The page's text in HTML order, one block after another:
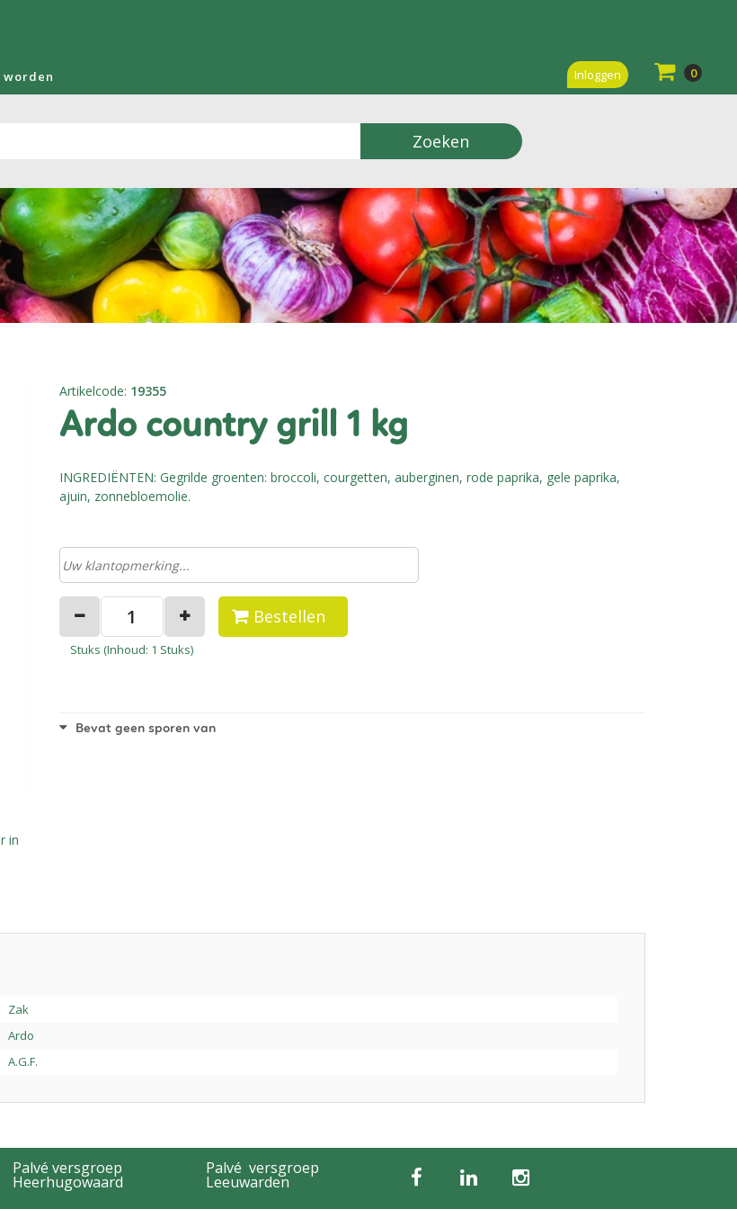
worden Inloggen 0
in
Artikelcode: 19355
ardo country grill 1 kg
INGREDIËNTEN: Gegrilde groenten: broccoli, courgetten, auberginen, rode paprika, gele paprika,
ajuin, zonnebloemolie.
Bestellen
Stuks (Inhoud: 1 Stuks)
Bevat geen sporen van
Zak
Ardo
A.G.F.
Palvé versgroep
Heerhugowaard
Palvé versgroep
Leeuwarden